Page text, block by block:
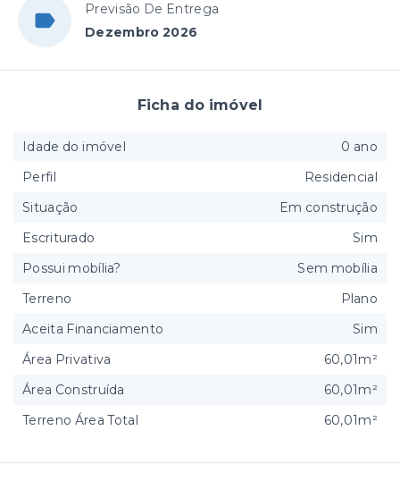
Previsão De Entrega
Dezembro 2026
Ficha do imóvel
Idade do imóvel
0 ano
Perfil
Residencial
Situação
Em construção
Escriturado
Sim
Possui mobília?
Sem mobília
Terreno
Plano
Aceita Financiamento
Sim
Área Privativa
60,01m²
Área Construída
60,01m²
Terreno Área Total
60,01m²